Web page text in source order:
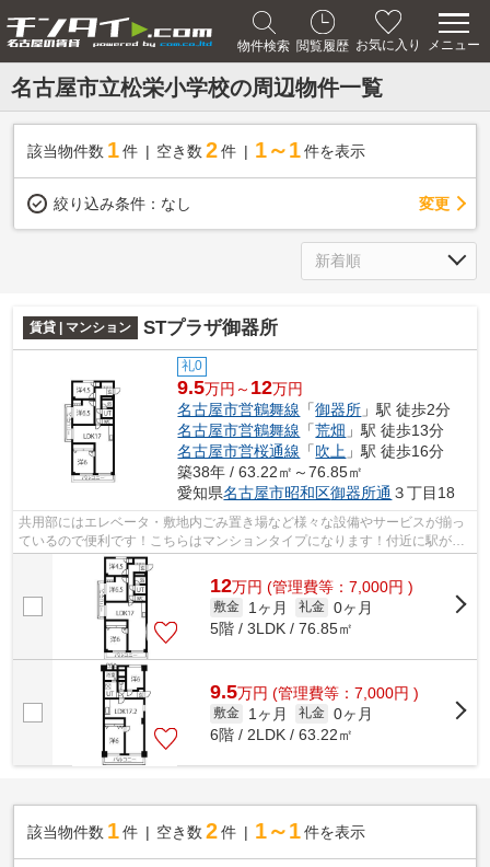
物件検索 閲覧履歴 お気に入り メニュー
名古屋市立松栄小学校の周辺物件一覧
該当物件数 1件 空き数 2 件 1～1 件を表示
絞り込み条件： なし 変更
賃貸 | マンション STプラザ御器所
礼0
9.5万円～ 12万円
名古屋市営鶴舞線 「御器所 」駅 徒歩2分
名古屋市営鶴舞線 「荒畑 」駅 徒歩13分
名古屋市営桜通線 「吹上 」駅 徒歩16分
築38年 / 63.22㎡～76.85㎡
愛知県名古屋市昭和区御器所通 ３丁目18
共用部にはエレベータ・敷地内ごみ置き場など様々な設備やサービスが揃っ
ているので便利です！こちらはマンションタイプになります！付近に駅が2
つあるので、用途や行き先によって経路...
12万円 (管理費等：7,000円 )
敷金 1ヶ月 礼金 0ヶ月
5階 / 3LDK / 76.85㎡
9.5万円 (管理費等：7,000円 )
敷金 1ヶ月 礼金 0ヶ月
6階 / 2LDK / 63.22㎡
該当物件数 1件 空き数 2 件 1～1 件を表示